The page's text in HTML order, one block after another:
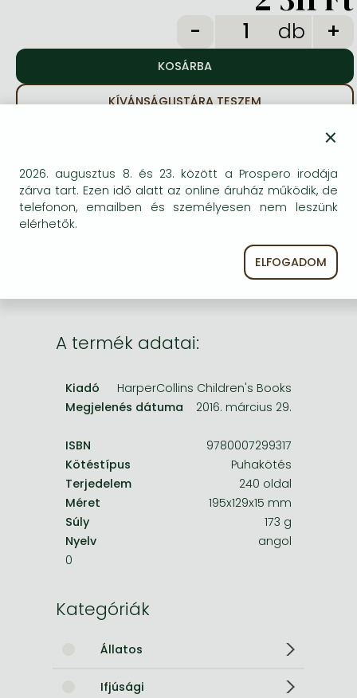
db
KÍVÁNSÁGLISTÁRA TESZEM
A kiadónál átmenetileg nincs raktáron, ezért a
szokásosnál (2-4 hét) többet kell várni a
beszerzésre. Ez általában néhány hét plusz időt
jelent.
A termék adatai:
Kiadó
HarperCollins Children's Books
Megjelenés dátuma
2016. március 29.
ISBN
9780007299317
Kötéstípus
Puhakötés
Terjedelem
240 oldal
Méret
195x129x15 mm
Súly
173 g
Nyelv
angol
0
Kategóriák
Állatos
Ifjúsági
×
2026. augusztus 8. és 23. között a Prospero irodája
zárva tart. Ezen idő alatt az online áruház működik, de
telefonon, emailben és személyesen nem leszünk
elérhetők.
ELFOGADOM